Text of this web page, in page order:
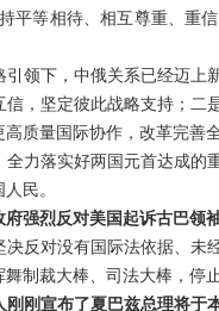
平等相待、相互尊重、重
引领下，中俄关系已经迈上
，坚定彼此战略支持；
质量国际协作，改革完善
全力落实好两国元首达成的
民。
强烈反对美国起诉古巴领
决反对没有国际法依据、未
制裁大棒、司法大棒，停
刚刚宣布了夏巴兹总理将